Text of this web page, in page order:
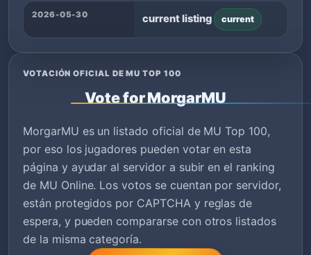
2026-05-30 current listing current
VOTACIÓN OFICIAL DE MU TOP 100
Vote for MorgarMU
MorgarMU es un listado oficial de MU Top 100,
por eso los jugadores pueden votar en esta
página y ayudar al servidor a subir en el ranking
de MU Online. Los votos se cuentan por servidor,
están protegidos por CAPTCHA y reglas de
espera, y pueden compararse con otros listados
de la misma categoría.